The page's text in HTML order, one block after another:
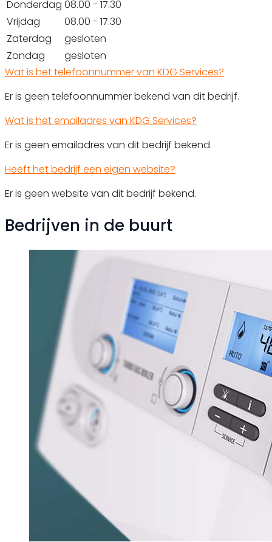
Donderdag 08.00 - 17.30
Vrijdag
08.00 - 17.30
Zaterdag
gesloten
Zondag
gesloten
Wat is het telefoonnummer van KDG Services?
Er is geen telefoonnummer bekend van dit bedrijf.
Wat is het emailadres van KDG Services?
Er is geen emailadres van dit bedrijf bekend.
Heeft het bedrijf een eigen website?
Er is geen website van dit bedrijf bekend.
Bedrijven in de buurt